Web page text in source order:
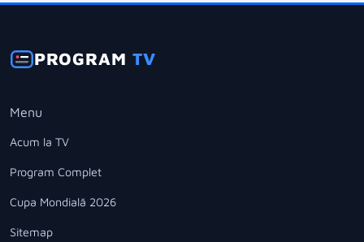
PROGRAMTV
Menu
Acum la TV
Program Complet
Cupa Mondială 2026
Sitemap